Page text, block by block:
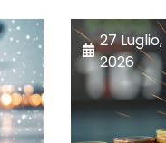
27 Luglio,
2026